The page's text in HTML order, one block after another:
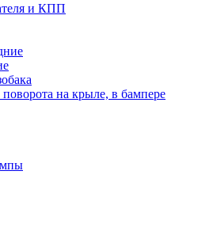
и КПП
на крыле, в бампере